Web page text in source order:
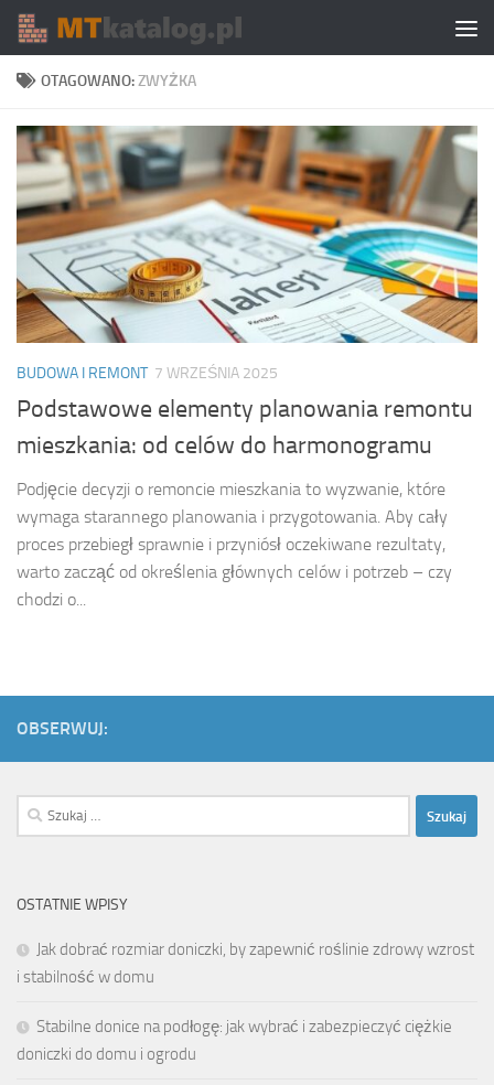
Skip to content
OTAGOWANO:ZWYŻKA
BUDOWA I REMONT 7 WRZEŚNIA 2025
Podstawowe elementy planowania remontu
mieszkania: od celów do harmonogramu
Podjęcie decyzji o remoncie mieszkania to wyzwanie, które
wymaga starannego planowania i przygotowania. Aby cały
proces przebiegł sprawnie i przyniósł oczekiwane rezultaty,
warto zacząć od określenia głównych celów i potrzeb – czy
chodzi o...
OBSERWUJ:
Szukaj:
OSTATNIE WPISY
Jak dobrać rozmiar doniczki, by zapewnić roślinie zdrowy wzrost
i stabilność w domu
Stabilne donice na podłogę: jak wybrać i zabezpieczyć ciężkie
doniczki do domu i ogrodu